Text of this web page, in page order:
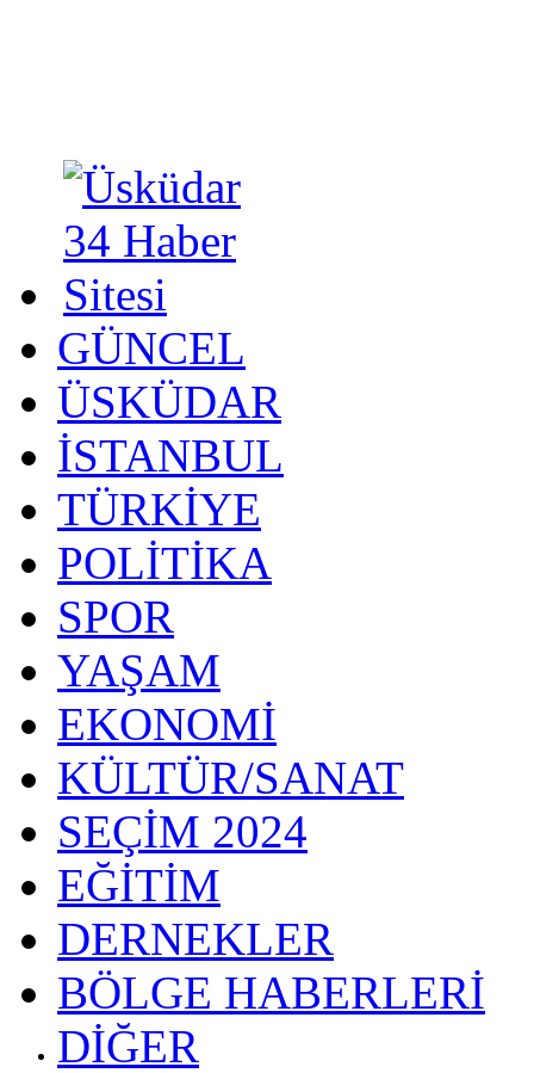
GÜNCEL
ÜSKÜDAR
İSTANBUL
TÜRKİYE
POLİTİKA
SPOR
YAŞAM
EKONOMİ
KÜLTÜR/SANAT
SEÇİM 2024
EĞİTİM
DERNEKLER
BÖLGE HABERLERİ
DİĞER